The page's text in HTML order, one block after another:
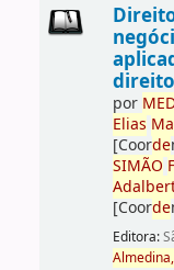
por ME
Elias
[Coorde
SIMÃO
[Coorde
Editora:
Almedina,